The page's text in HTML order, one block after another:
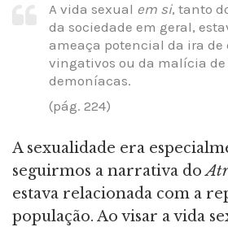
A vida sexual em si, tanto
da sociedade em geral,
ameaça potencial da ira de
vingativos ou da malícia de
demoníacas.
(pág. 224)
A sexualidade era
seguirmos a narrativa do
estava relacionada com a
população. Ao visar a vida